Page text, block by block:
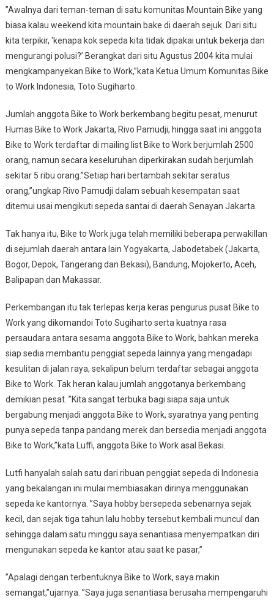
”Awalnya dari teman-teman di satu komunitas Mountain Bike yang
biasa kalau weekend kita mountain bake di daerah sejuk. Dari situ
kita terpikir, ‘kenapa kok sepeda kita tidak dipakai untuk bekerja dan
mengurangi polusi?’ Berangkat dari situ Agustus 2004 kita mulai
mengkampanyekan Bike to Work,”kata Ketua Umum Komunitas Bike
to Work Indonesia, Toto Sugiharto.
Jumlah anggota Bike to Work berkembang begitu pesat, menurut
Humas Bike to Work Jakarta, Rivo Pamudji, hingga saat ini anggota
Bike to Work terdaftar di mailing list Bike to Work berjumlah 2500
orang, namun secara keseluruhan diperkirakan sudah berjumlah
sekitar 5 ribu orang.”Setiap hari bertambah sekitar seratus
orang,”ungkap Rivo Pamudji dalam sebuah kesempatan saat
ditemui usai mengikuti sepeda santai di daerah Senayan Jakarta.
Tak hanya itu, Bike to Work juga telah memiliki beberapa perwakillan
di sejumlah daerah antara lain Yogyakarta, Jabodetabek (Jakarta,
Bogor, Depok, Tangerang dan Bekasi), Bandung, Mojokerto, Aceh,
Balipapan dan Makassar.
Perkembangan itu tak terlepas kerja keras pengurus pusat Bike to
Work yang dikomandoi Toto Sugiharto serta kuatnya rasa
persaudara antara sesama anggota Bike to Work, bahkan mereka
siap sedia membantu penggiat sepeda lainnya yang mengadapi
kesulitan di jalan raya, sekalipun belum terdaftar sebagai anggota
Bike to Work. Tak heran kalau jumlah anggotanya berkembang
demikian pesat. ”Kita sangat terbuka bagi siapa saja untuk
bergabung menjadi anggota Bike to Work, syaratnya yang penting
punya sepeda tanpa pandang merek dan bersedia menjadi anggota
Bike to Work,”kata Luffi, anggota Bike to Work asal Bekasi.
Lutfi hanyalah salah satu dari ribuan penggiat sepeda di Indonesia
yang bekalangan ini mulai membiasakan dirinya menggunakan
sepeda ke kantornya. ”Saya hobby bersepeda sebenarnya sejak
kecil, dan sejak tiga tahun lalu hobby tersebut kembali muncul dan
sehingga dalam satu minggu saya senantiasa menyempatkan diri
mengunakan sepeda ke kantor atau saat ke pasar,”
”Apalagi dengan terbentuknya Bike to Work, saya makin
semangat,”ujarnya. ”Saya juga senantiasa berusaha mempengaruhi